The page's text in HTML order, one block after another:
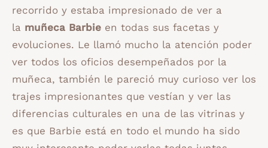
recorrido y estaba impresionado de ver a
la muñeca Barbie en todas sus facetas y
evoluciones. Le llamó mucho la atención poder
ver todos los oficios desempeñados por la
muñeca, también le pareció muy curioso ver los
trajes impresionantes que vestían y ver las
diferencias culturales en una de las vitrinas y
es que Barbie está en todo el mundo ha sido